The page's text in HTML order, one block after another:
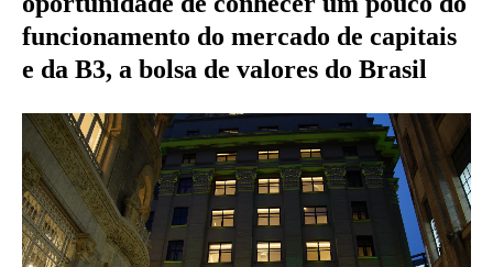
funcionamento do mercado de capitais
e da B3, a bolsa de valores do Brasil